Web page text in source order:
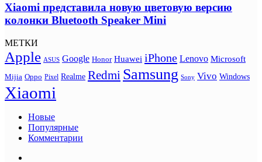
Xiaomi представила новую цветовую версию
колонки Bluetooth Speaker Mini
МЕТКИ
Apple ASUS Google Honor Huawei iPhone Lenovo Microsoft
Mijia Oppo Pixel Realme Redmi Samsung Sony Vivo Windows
Xiaomi
Новые
Популярные
Комментарии